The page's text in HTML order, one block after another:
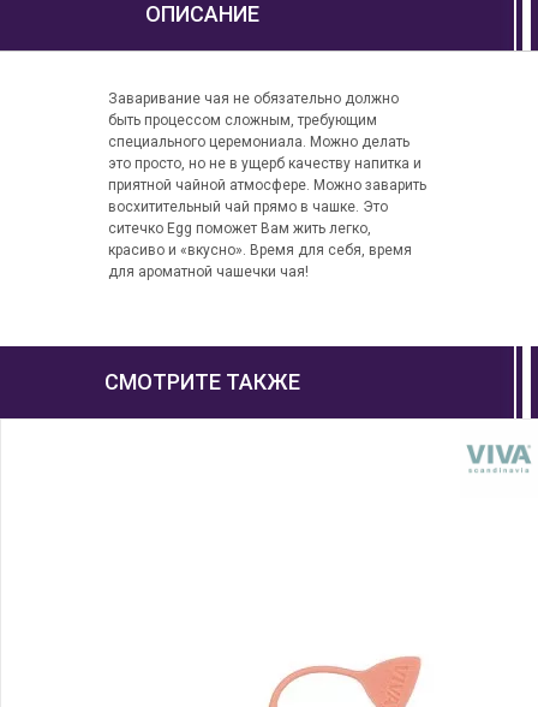
ОПИСАНИЕ
Заваривание чая не обязательно должно
быть процессом сложным, требующим
специального церемониала. Можно делать
это просто, но не в ущерб качеству напитка и
приятной чайной атмосфере. Можно заварить
восхитительный чай прямо в чашке. Это
ситечко Egg поможет Вам жить легко,
красиво и «вкусно». Время для себя, время
для ароматной чашечки чая!
СМОТРИТЕ ТАКЖЕ